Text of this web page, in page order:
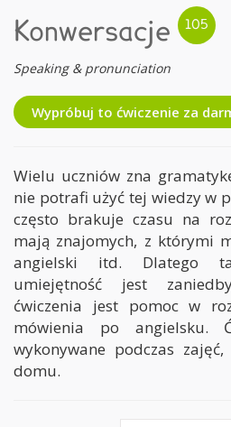
Konwersacje
Speaking & pronunciation
Wypróbuj to ćwiczenie za
Wielu uczniów zna
nie potrafi użyć tej wiedzy w
często brakuje czasu na
mają znajomych, z którymi
angielski itd. Dlatego
umiejętność jest
ćwiczenia jest pomoc w
mówienia po angielsku.
wykonywane podczas
domu.